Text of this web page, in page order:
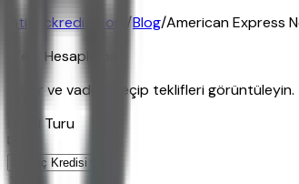
ihtiyackredisi.com /Blog/American Express
Kredi Hesaplama
Tutar ve vadeyi seçip teklifleri görüntüleyin.
Kredi Turu